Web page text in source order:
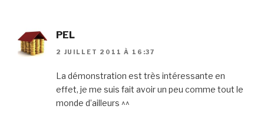
PEL
2 JUILLET 2011 À 16:37
La démonstration est très intéressante en
effet, je me suis fait avoir un peu comme tout le
monde d’ailleurs ^^